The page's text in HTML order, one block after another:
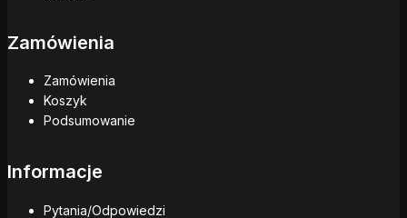
Zamówienia
Zamówienia
Koszyk
Podsumowanie
Informacje
Pytania/Odpowiedzi